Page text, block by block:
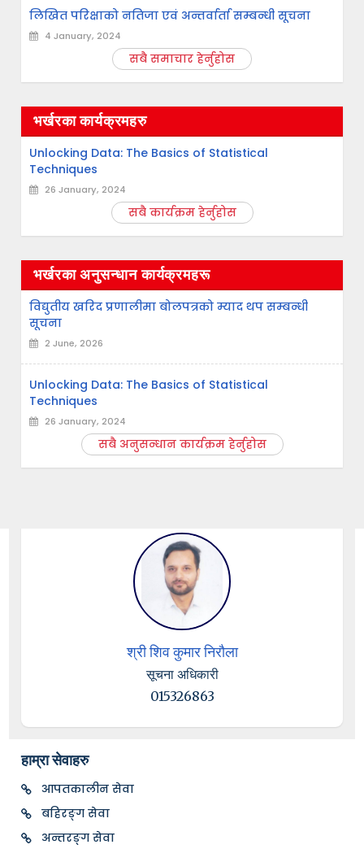
लिखित परिक्षाको नतिजा एवं अन्तर्वार्ता सम्बन्धी सूचना
4 January, 2024
सबै समाचार हेर्नुहोस
भर्खरका कार्यक्रमहरु
Unlocking Data: The Basics of Statistical
Techniques
26 January, 2024
सबै कार्यक्रम हेर्नुहोस
भर्खरका अनुसन्धान कार्यक्रमहरू
विद्युतीय खरिद प्रणालीमा बोलपत्रको म्याद थप सम्बन्धी
सूचना
2 June, 2026
Unlocking Data: The Basics of Statistical
Techniques
26 January, 2024
सबै अनुसन्धान कार्यक्रम हेर्नुहोस
श्री शिव कुमार निरौला
सूचना अधिकारी
015326863
हाम्रा सेवाहरु
आपतकालीन सेवा
बहिरङ्ग सेवा
अन्तरङ्ग सेवा